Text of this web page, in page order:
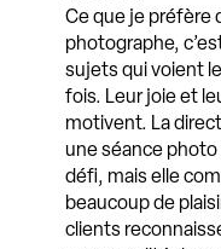
Ce que je préfère
photographe,
sujets qui voient
fois. Leur joie et
motivent. La
une séance
défi, mais elle
beaucoup de
clients